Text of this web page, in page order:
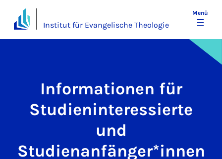
Institut für Evangelische Theologie
Menü
Informationen für
Studieninteressierte
und
Studienanfänger*innen